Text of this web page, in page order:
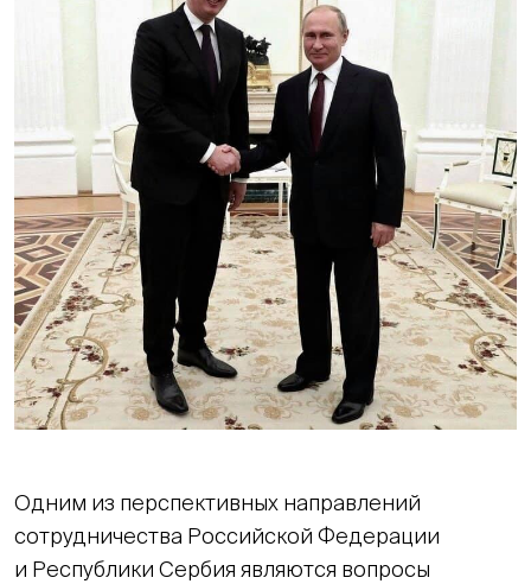
Одним из перспективных направлений
сотрудничества Российской Федерации
и Республики Сербия являются вопросы